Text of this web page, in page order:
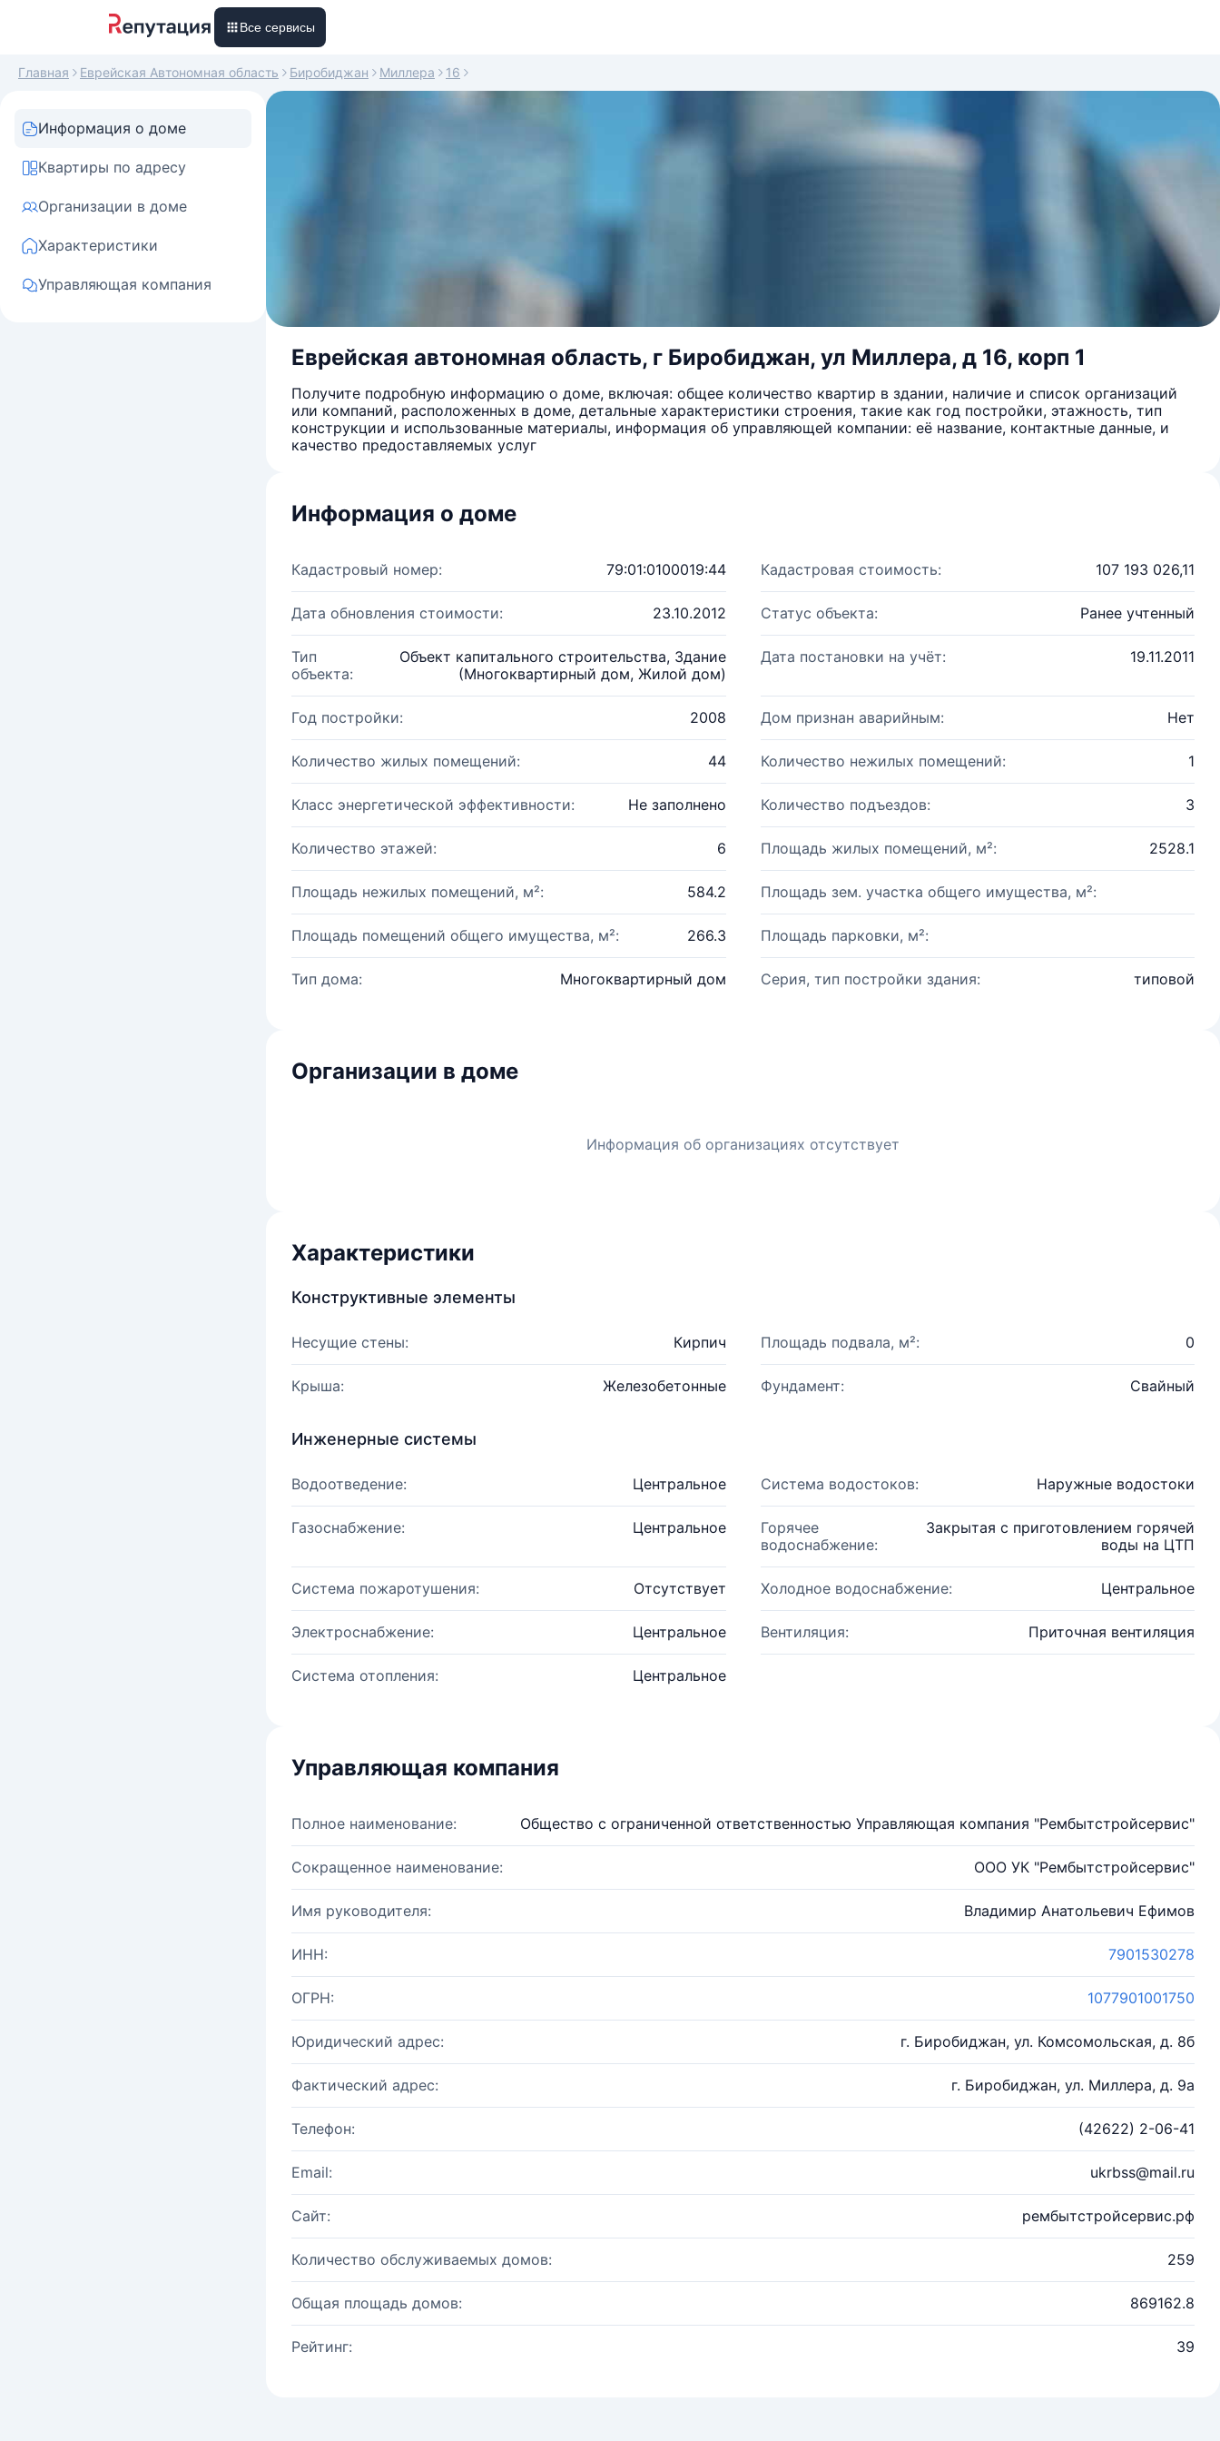
Все сервисы
Главная Еврейская Автономная область Биробиджан Миллера 16
Информация о доме
Квартиры по адресу
Организации в доме
Характеристики
Управляющая компания
Еврейская автономная область, г Биробиджан, ул Миллера, д 16, корп 1
Получите подробную информацию о доме, включая: общее количество квартир в здании, наличие и список организаций
или компаний, расположенных в доме, детальные характеристики строения, такие как год постройки, этажность, тип
конструкции и использованные материалы, информация об управляющей компании: её название, контактные данные, и
качество предоставляемых услуг
Информация о доме
Кадастровый номер: 79:01:0100019:44 Кадастровая стоимость: 107 193 026,11
Дата обновления стоимости: 23.10.2012 Статус объекта: Ранее учтенный
Тип
объекта:
Объект капитального строительства, Здание
(Многоквартирный дом, Жилой дом)
Дата постановки на учёт: 19.11.2011
Год постройки: 2008 Дом признан аварийным: Нет
Количество жилых помещений: 44 Количество нежилых помещений: 1
Класс энергетической эффективности: Не заполнено Количество подъездов: 3
Количество этажей: 6 Площадь жилых помещений, м²: 2528.1
Площадь нежилых помещений, м²: 584.2 Площадь зем. участка общего имущества, м²:
Площадь помещений общего имущества, м²: 266.3 Площадь парковки, м²:
Тип дома: Многоквартирный дом Серия, тип постройки здания: типовой
Организации в доме
Информация об организациях отсутствует
Характеристики
Конструктивные элементы
Несущие стены: Кирпич Площадь подвала, м²: 0
Крыша: Железобетонные Фундамент: Свайный
Инженерные системы
Водоотведение: Центральное Система водостоков: Наружные водостоки
Газоснабжение: Центральное
Горячее
водоснабжение:
Закрытая с приготовлением горячей
воды на ЦТП
Система пожаротушения: Отсутствует Холодное водоснабжение: Центральное
Электроснабжение: Центральное Вентиляция: Приточная вентиляция
Система отопления: Центральное
Управляющая компания
Полное наименование: Общество с ограниченной ответственностью Управляющая компания "Рембытстройсервис"
Сокращенное наименование: ООО УК "Рембытстройсервис"
Имя руководителя: Владимир Анатольевич Ефимов
ИНН: 7901530278
ОГРН: 1077901001750
Юридический адрес: г. Биробиджан, ул. Комсомольская, д. 8б
Фактический адрес: г. Биробиджан, ул. Миллера, д. 9а
Телефон: (42622) 2-06-41
Email: ukrbss@mail.ru
Сайт: рембытстройсервис.рф
Количество обслуживаемых домов: 259
Общая площадь домов: 869162.8
Рейтинг: 39